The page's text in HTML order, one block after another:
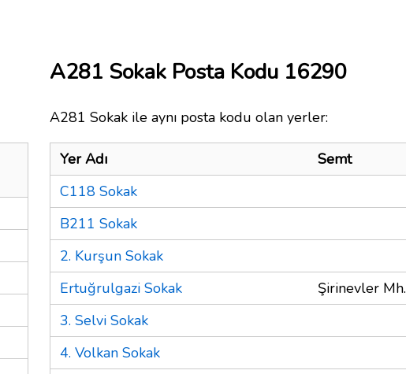
A281 Sokak Posta Kodu 16290
A281 Sokak ile aynı posta kodu olan yerler:
Yer Adı
Semt
C118 Sokak
B211 Sokak
2. Kurşun Sokak
Ertuğrulgazi Sokak
Şirinevler Mh.
3. Selvi Sokak
4. Volkan Sokak